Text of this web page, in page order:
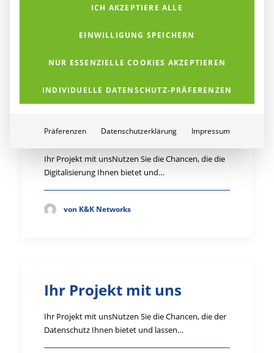
Ihr Projekt mit uns
Ihr Projekt mit unsNutzen Sie die Chancen, die die
Digitalisierung Ihnen bietet und…
von K&K Networks
Ihr Projekt mit uns
Ihr Projekt mit unsNutzen Sie die Chancen, die der
Datenschutz Ihnen bietet und lassen…
ICH AKZEPTIERE ALLE
EINWILLIGUNG SPEICHERN
NUR ESSENZIELLE COOKIES AKZEPTIEREN
INDIVIDUELLE DATENSCHUTZ-PRÄFERENZEN
Präferenzen Datenschutzerklärung Impressum